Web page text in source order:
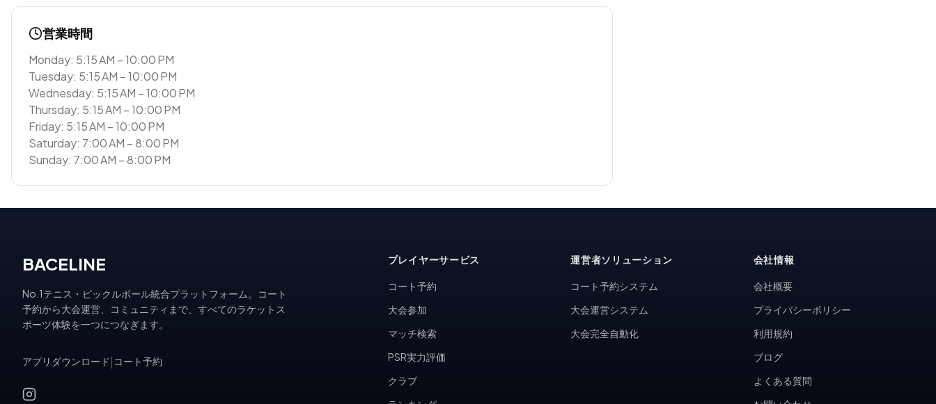
営業時間
Monday: 5:15 AM – 10:00 PM
Tuesday: 5:15 AM – 10:00 PM
Wednesday: 5:15 AM – 10:00 PM
Thursday: 5:15 AM – 10:00 PM
Friday: 5:15 AM – 10:00 PM
Saturday: 7:00 AM – 8:00 PM
Sunday: 7:00 AM – 8:00 PM
BACELINE
No.1テニス・ピックルボール統合プラットフォーム。コート
予約から大会運営、コミュニティまで、すべてのラケットス
ポーツ体験を一つにつなぎます。
アプリダウンロード コート予約
プレイヤーサービス
コート予約
大会参加
マッチ検索
PSR実力評価
クラブ
運営者ソリューション
コート予約システム
大会運営システム
大会完全自動化
会社情報
会社概要
プライバシーポリシー
利用規約
ブログ
よくある質問